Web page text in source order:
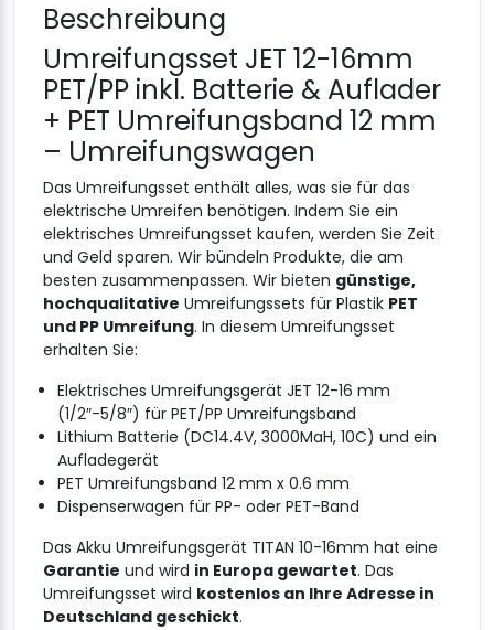
Beschreibung
Umreifungsset JET 12-16mm
PET/PP inkl. Batterie & Auflader
+ PET Umreifungsband 12 mm
– Umreifungswagen
Das Umreifungsset enthält alles, was sie für das
elektrische Umreifen benötigen. Indem Sie ein
elektrisches Umreifungsset kaufen, werden Sie Zeit
und Geld sparen. Wir bündeln Produkte, die am
besten zusammenpassen. Wir bieten günstige,
hochqualitative Umreifungssets für Plastik PET
und PP Umreifung. In diesem Umreifungsset
erhalten Sie:
Elektrisches Umreifungsgerät JET 12-16 mm
(1/2″-5/8″) für PET/PP Umreifungsband
Lithium Batterie (DC14.4V, 3000MaH, 10C) und ein
Aufladegerät
PET Umreifungsband 12 mm x 0.6 mm
Dispenserwagen für PP- oder PET-Band
Das Akku Umreifungsgerät TITAN 10-16mm hat eine
Garantie und wird in Europa gewartet. Das
Umreifungsset wird kostenlos an Ihre Adresse in
Deutschland geschickt.